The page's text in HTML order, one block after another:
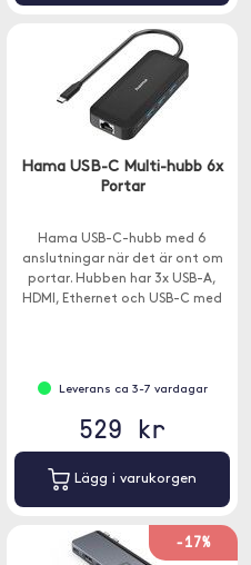
Hama USB-C Multi-hubb 6x
Portar
Hama USB-C-hubb med 6
anslutningar när det är ont om
portar. Hubben har 3x USB-A,
HDMI, Ethernet och USB-C med
Leverans ca 3-7 vardagar
529 kr
Lägg i varukorgen
-17%